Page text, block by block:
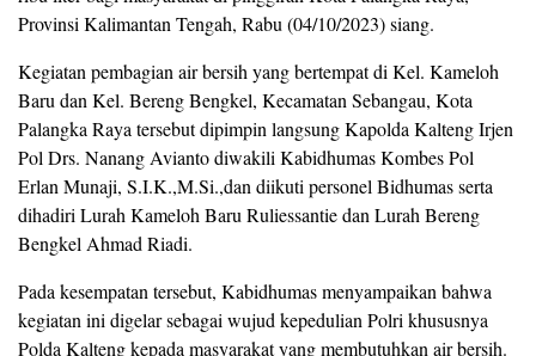
Provinsi Kalimantan Tengah, Rabu (04/10/2023) siang.
Kegiatan pembagian air bersih yang bertempat di Kel. Kameloh
Baru dan Kel. Bereng Bengkel, Kecamatan Sebangau, Kota
Palangka Raya tersebut dipimpin langsung Kapolda Kalteng Irjen
Pol Drs. Nanang Avianto diwakili Kabidhumas Kombes Pol
Erlan Munaji, S.I.K.,M.Si.,dan diikuti personel Bidhumas serta
dihadiri Lurah Kameloh Baru Ruliessantie dan Lurah Bereng
Bengkel Ahmad Riadi.
Pada kesempatan tersebut, Kabidhumas menyampaikan bahwa
kegiatan ini digelar sebagai wujud kepedulian Polri khususnya
Polda Kalteng kepada masyarakat yang membutuhkan air bersih.